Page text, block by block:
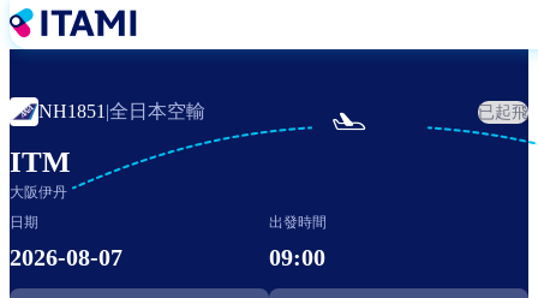
移
至
內
容
NH1851 |全日本空輸 已起飛
ITM
大阪伊丹

日期
2026-08-07
出發時間
09:00